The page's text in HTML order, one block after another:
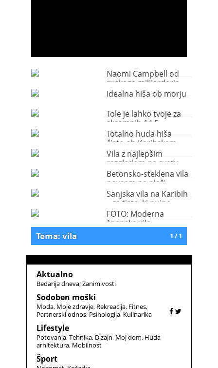
Naomi Campbell od
ruskega milijarderja
dobila vesoljsko ladjo
Idealna hiša ob morju
Tole je lahko tvoje za
skromnih 14,5
milijonov evrov
Totalno huda hiša
čisto ob Karibskem
morju
Vila z najlepšim
razgledom na svetu
Betonsko-steklena vila
povsem na plaži
Sanjska vila na Karibih
– za tiste, ki nujno
potrebujejo oddih
FOTO: Moderna
španska vila
1 / 1
Tema: vila
Aktualno
Bedarija dneva Zanimivosti
Sodoben moški
Moda Moje zdravje Rekreacija Fitnes
Partnerski odnos Psihologija Kulinarika
Lifestyle
Potovanja Tehnika Dizajn Moj dom Huda
arhitektura Mobilnost
Šport